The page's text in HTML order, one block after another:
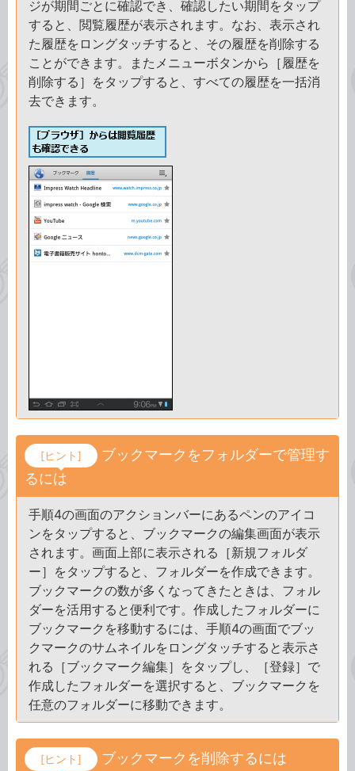
ジが期間ごとに確認でき、確認したい期間をタップ
すると、閲覧履歴が表示されます。なお、表示され
た履歴をロングタッチすると、その履歴を削除する
ことができます。またメニューボタンから［履歴を
削除する］をタップすると、すべての履歴を一括消
去できます。
[ヒント]
ブックマークをフォルダーで管理す
るには
手順4の画面のアクションバーにあるペンのアイコ
ンをタップすると、ブックマークの編集画面が表示
されます。画面上部に表示される［新規フォルダ
ー］をタップすると、フォルダーを作成できます。
ブックマークの数が多くなってきたときは、フォル
ダーを活用すると便利です。作成したフォルダーに
ブックマークを移動するには、手順4の画面でブッ
クマークのサムネイルをロングタッチすると表示さ
れる［ブックマーク編集］をタップし、［登録］で
作成したフォルダーを選択すると、ブックマークを
任意のフォルダーに移動できます。
[ヒント] ブックマークを削除するには